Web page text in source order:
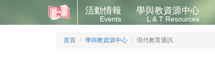
活動情報
Events
學與教資源中心
L & T Resources
首頁 學與教資源中心 現代教育通訊